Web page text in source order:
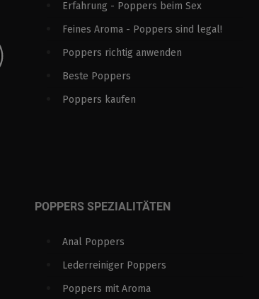
Erfahrung - Poppers beim Sex
Feines Aroma - Poppers sind legal!
Poppers richtig anwenden
Beste Poppers
Poppers kaufen
POPPERS SPEZIALITÄTEN
Anal Poppers
Lederreiniger Poppers
Poppers mit Aroma